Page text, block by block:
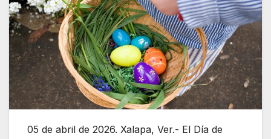
05 de abril de 2026. Xalapa, Ver.- El Día de